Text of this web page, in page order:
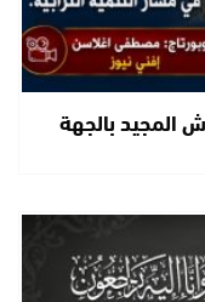
المجيد بالجهة